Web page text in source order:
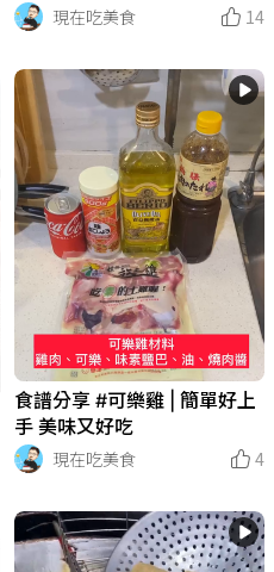
現在吃美食
14
食譜分享 #可樂雞 | 簡單好上
手 美味又好吃
現在吃美食
4